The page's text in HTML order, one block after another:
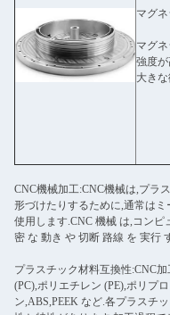
マグ
マグ
強度
大き
CNC機械加工:CNC機械は,プラ
形づけたりするために,通常は
使用します.CNC 機械 は,コン
密 な 動き や 切断 路線 を 実行
プラスチック材料互換性:CNC
(PC),ポリエチレン (PE),ポリプ
ン,ABS,PEEK など.各プラスチ